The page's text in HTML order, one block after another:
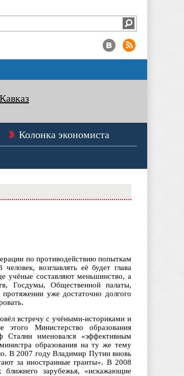
Кавказ
Колонка экономиста
по противодействию попыткам
возглавлять её будет глава
учёные составляют меньшинство, а
Госдумы, Общественной палаты,
уже достаточно долгого
встречу с учёными-историками и
этого Министерство образования
Сталин именовался «эффективным
образования на ту же тему
В 2007 году Владимир Путин вновь
за иностранные гранты». В 2008
ближнего зарубежья, «искажающие